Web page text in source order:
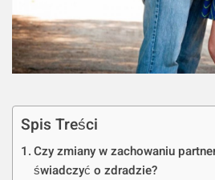
Spis Treści
Czy zmiany w zachowaniu
świadczyć o zdradzie?